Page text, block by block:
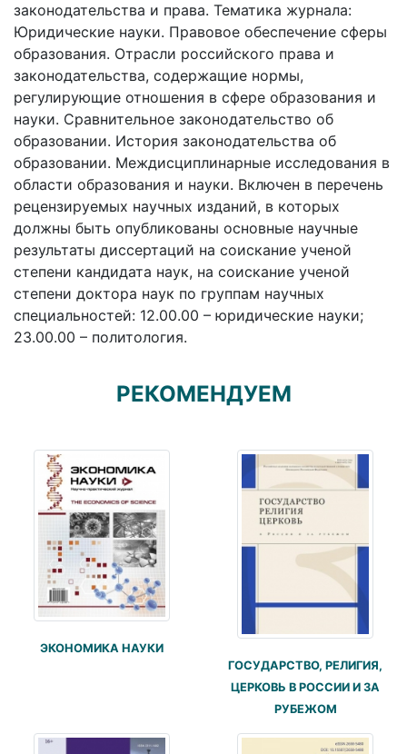
законодательства и права. Тематика журнала:
Юридические науки. Правовое обеспечение сферы
образования. Отрасли российского права и
законодательства, содержащие нормы,
регулирующие отношения в сфере образования и
науки. Сравнительное законодательство об
образовании. История законодательства об
образовании. Междисциплинарные исследования в
области образования и науки. Включен в перечень
рецензируемых научных изданий, в которых
должны быть опубликованы основные научные
результаты диссертаций на соискание ученой
степени кандидата наук, на соискание ученой
степени доктора наук по группам научных
специальностей: 12.00.00 – юридические науки;
23.00.00 – политология.
РЕКОМЕНДУЕМ
ЭКОНОМИКА НАУКИ
ГОСУДАРСТВО, РЕЛИГИЯ,
ЦЕРКОВЬ В РОССИИ И ЗА
РУБЕЖОМ